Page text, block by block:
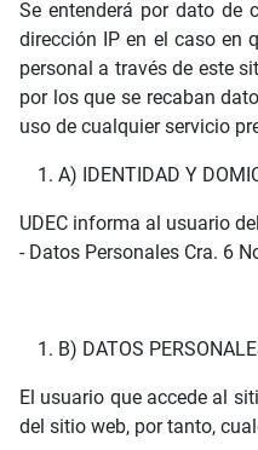
Se entenderá por dato de
dirección IP en el caso en
personal a través de este
por los que se recaban
uso de cualquier servicio
A) IDENTIDAD Y
UDEC informa al usuario
- Datos Personales Cra. 6
B) DATOS
El usuario que accede al
del sitio web, por tanto,